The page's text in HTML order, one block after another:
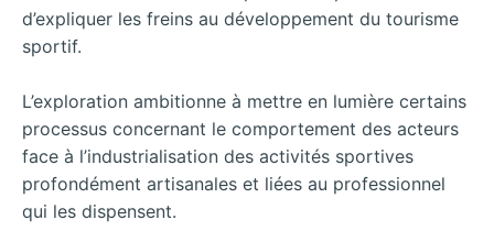
d’expliquer les freins au développement du tourisme
sportif.
L’exploration ambitionne à mettre en lumière certains
processus concernant le comportement des acteurs
face à l’industrialisation des activités sportives
profondément artisanales et liées au professionnel
qui les dispensent.